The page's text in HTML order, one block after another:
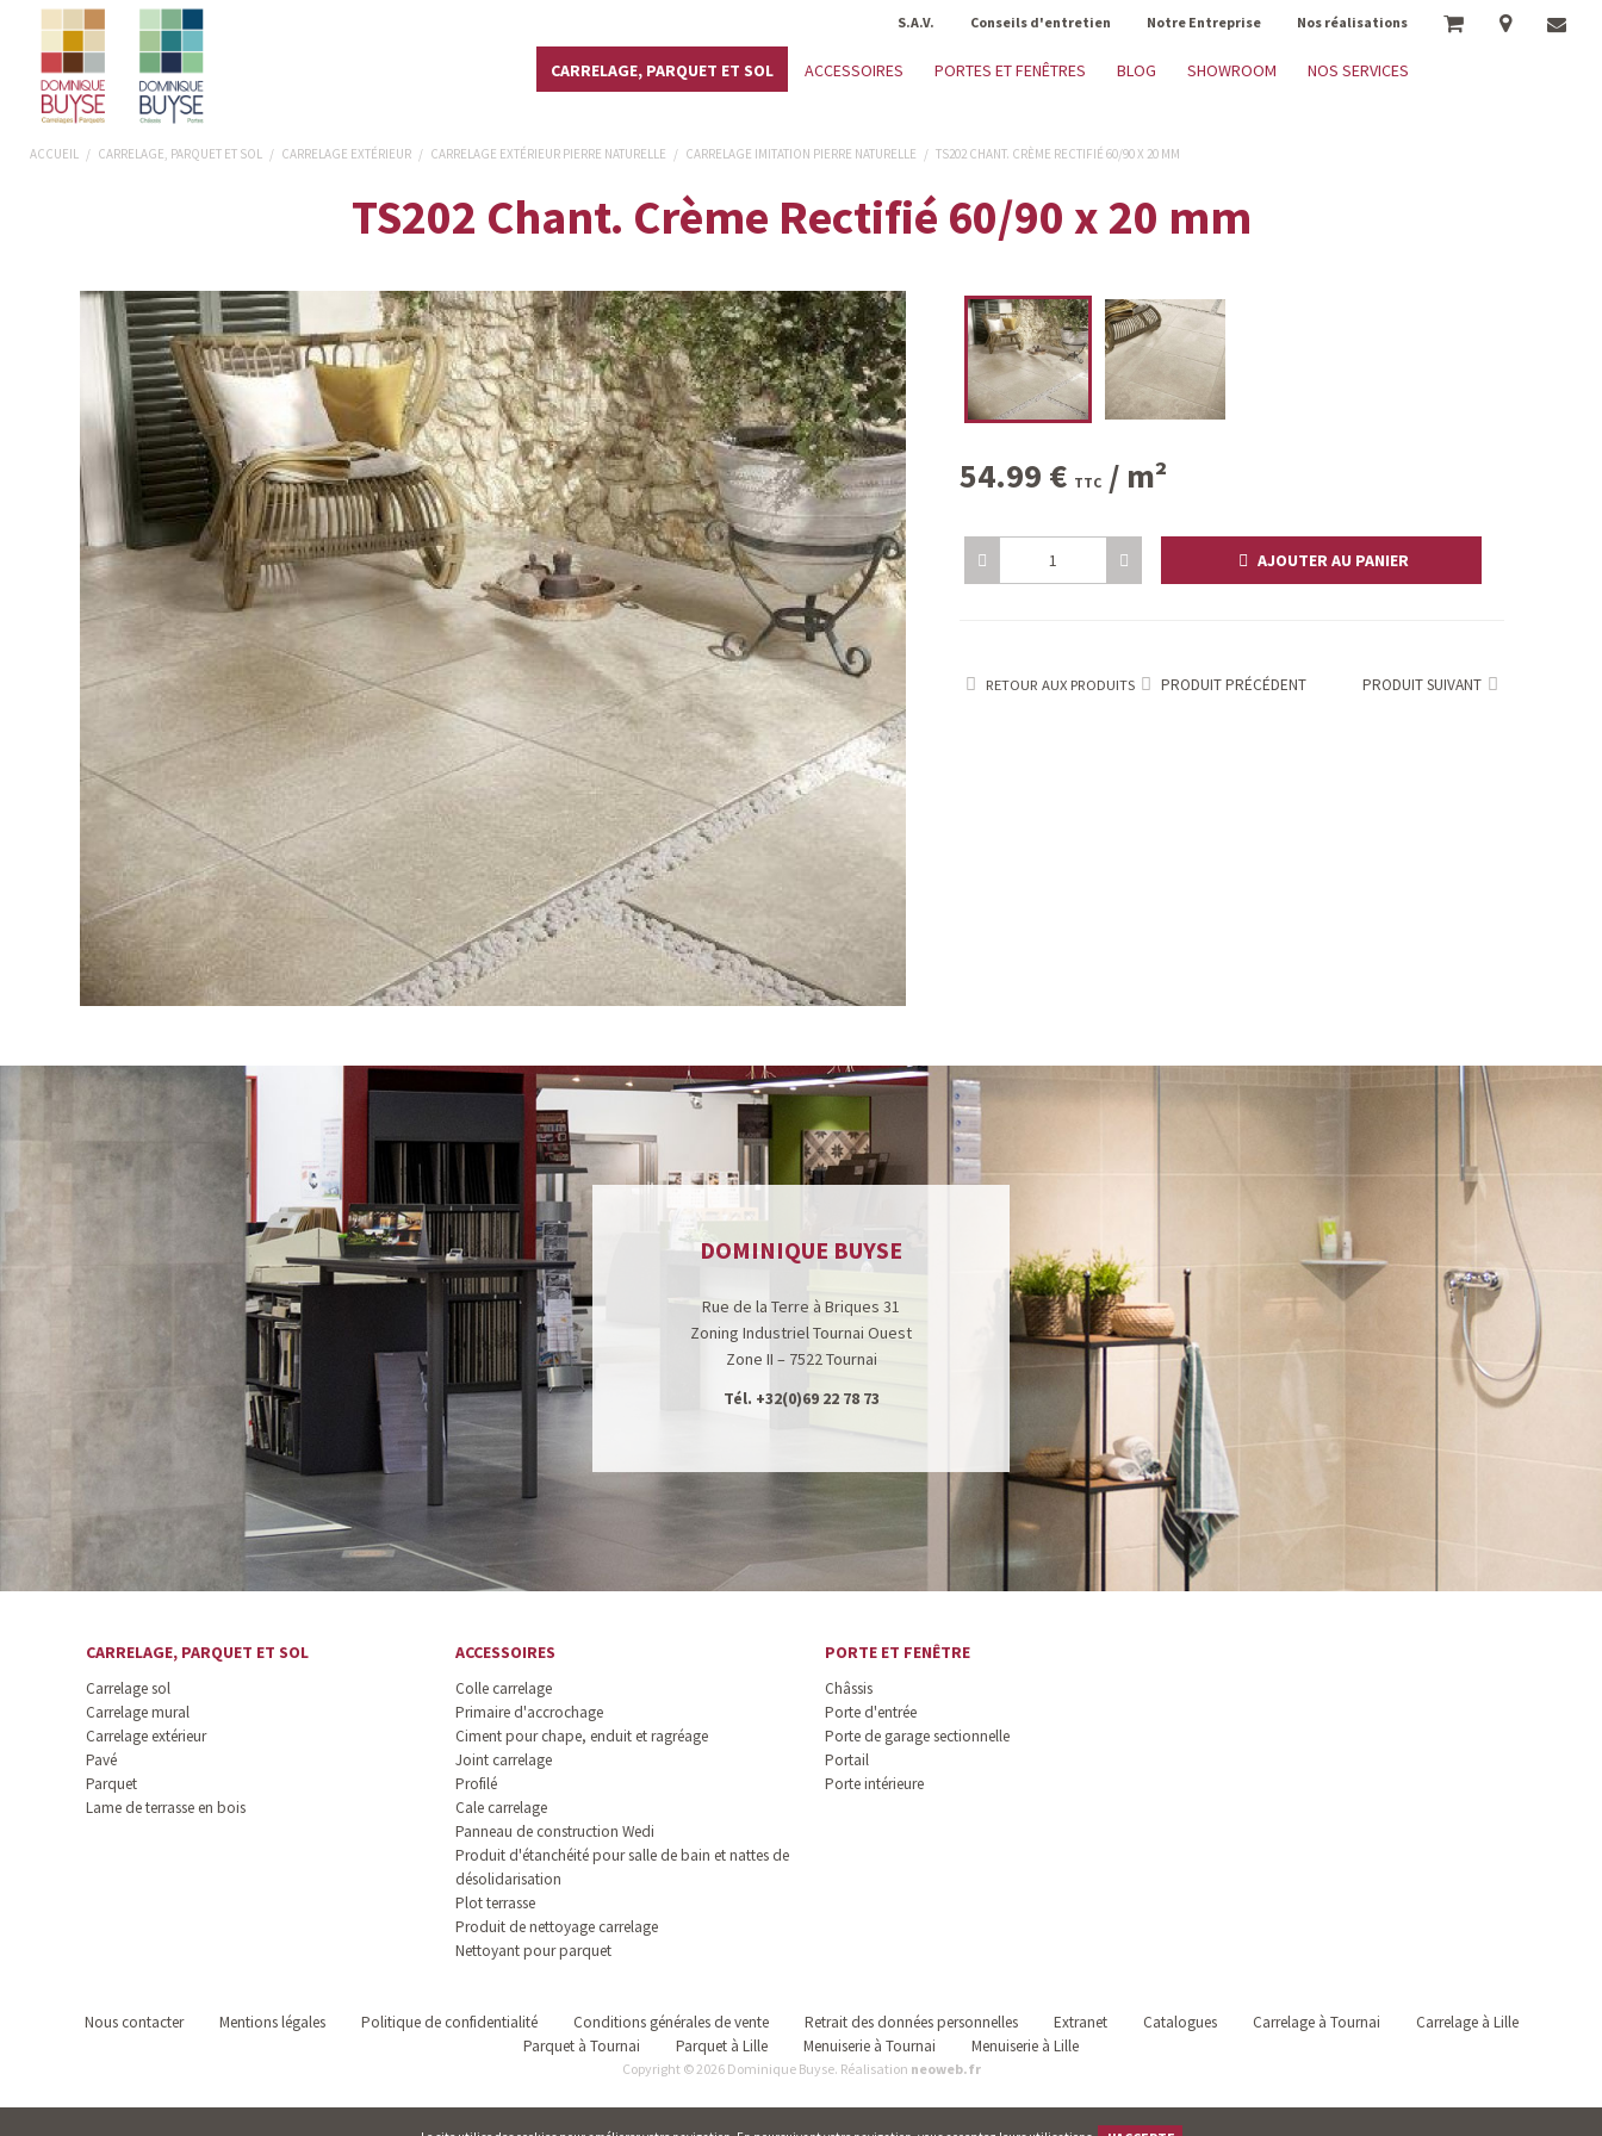
S.A.V. Conseils d'entretien Notre Entreprise Nos réalisations
CARRELAGE, PARQUET ET SOL ACCESSOIRES PORTES ET FENÊTRES BLOG SHOWROOM NOS SERVICES
ACCUEIL / CARRELAGE, PARQUET ET SOL / CARRELAGE EXTÉRIEUR / CARRELAGE EXTÉRIEUR PIERRE NATURELLE / CARRELAGE IMITATION PIERRE NATURELLE / TS202 CHANT. CRÈME RECTIFIÉ 60/90 X 20 MM
TS202 Chant. Crème Rectifié 60/90 x 20 mm
54.99 € TTC / m²
AJOUTER AU PANIER
RETOUR AUX PRODUITS PRODUIT PRÉCÉDENT PRODUIT SUIVANT
DOMINIQUE BUYSE
Rue de la Terre à Briques 31
Zoning Industriel Tournai Ouest
Zone II – 7522 Tournai
Tél. +32(0)69 22 78 73
CARRELAGE, PARQUET ET SOL
Carrelage sol
Carrelage mural
Carrelage extérieur
Pavé
Parquet
Lame de terrasse en bois
ACCESSOIRES
Colle carrelage
Primaire d'accrochage
Ciment pour chape, enduit et ragréage
Joint carrelage
Profilé
Cale carrelage
Panneau de construction Wedi
Produit d'étanchéité pour salle de bain et nattes de
désolidarisation
Plot terrasse
Produit de nettoyage carrelage
Nettoyant pour parquet
PORTE ET FENÊTRE
Châssis
Porte d'entrée
Porte de garage sectionnelle
Portail
Porte intérieure
Nous contacter Mentions légales Politique de confidentialité Conditions générales de vente Retrait des données personnelles Extranet Catalogues Carrelage à Tournai
Carrelage à Lille
Parquet à Tournai
Parquet à Lille Menuiserie à Tournai Menuiserie à Lille
Copyright © 2026 Dominique Buyse. Réalisation neoweb.fr